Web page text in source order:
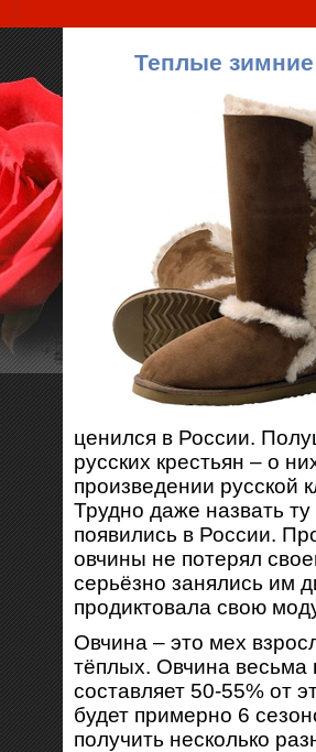
Теплые
ценился в России.
русских крестьян – о
произведении русской
Трудно даже назвать
появились в России.
овчины не потерял
серьёзно занялись им
продиктовала свою
Овчина – это мех
тёплых. Овчина весьма
составляет 50-55% от
будет примерно 6
получить несколько